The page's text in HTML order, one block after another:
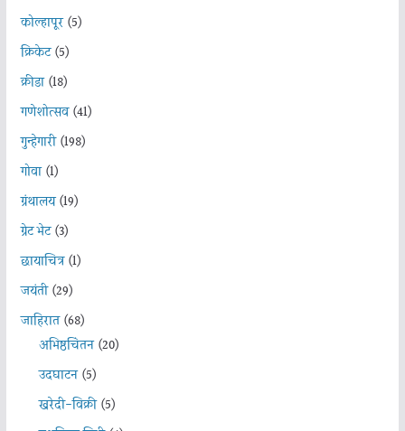
कोल्हापूर(5)
क्रिकेट(5)
क्रीडा(18)
गणेशोत्सव(41)
गुन्हेगारी(198)
गोवा(1)
ग्रंथालय(19)
ग्रेट भेट(3)
छायाचित्र(1)
जयंती(29)
जाहिरात(68)
अभिष्ठचिंतन(20)
उदघाटन(5)
खरेदी-विक्री(5)